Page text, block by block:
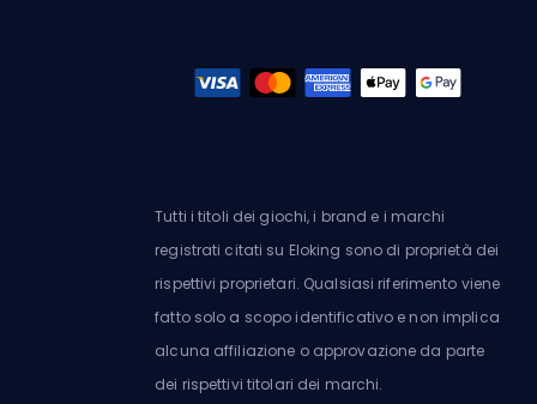
Tutti i titoli dei giochi, i brand e i marchi
registrati citati su Eloking sono di proprietà dei
rispettivi proprietari. Qualsiasi riferimento viene
fatto solo a scopo identificativo e non implica
alcuna affiliazione o approvazione da parte
dei rispettivi titolari dei marchi.